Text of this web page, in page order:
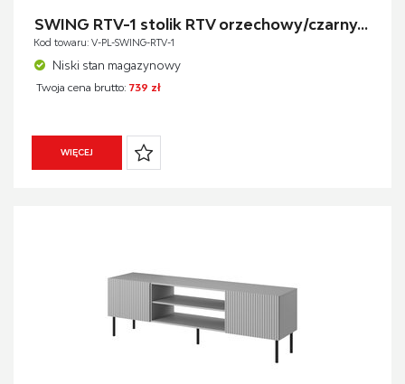
SWING RTV-1 stolik RTV orzechowy/czarny...
Kod towaru: V-PL-SWING-RTV-1
Niski stan magazynowy
Twoja cena brutto: 739 zł
WIĘCEJ